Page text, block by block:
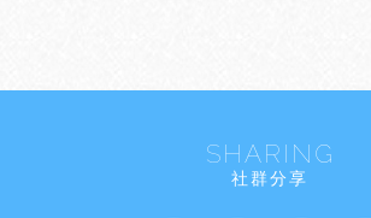
SHARING
社群分享